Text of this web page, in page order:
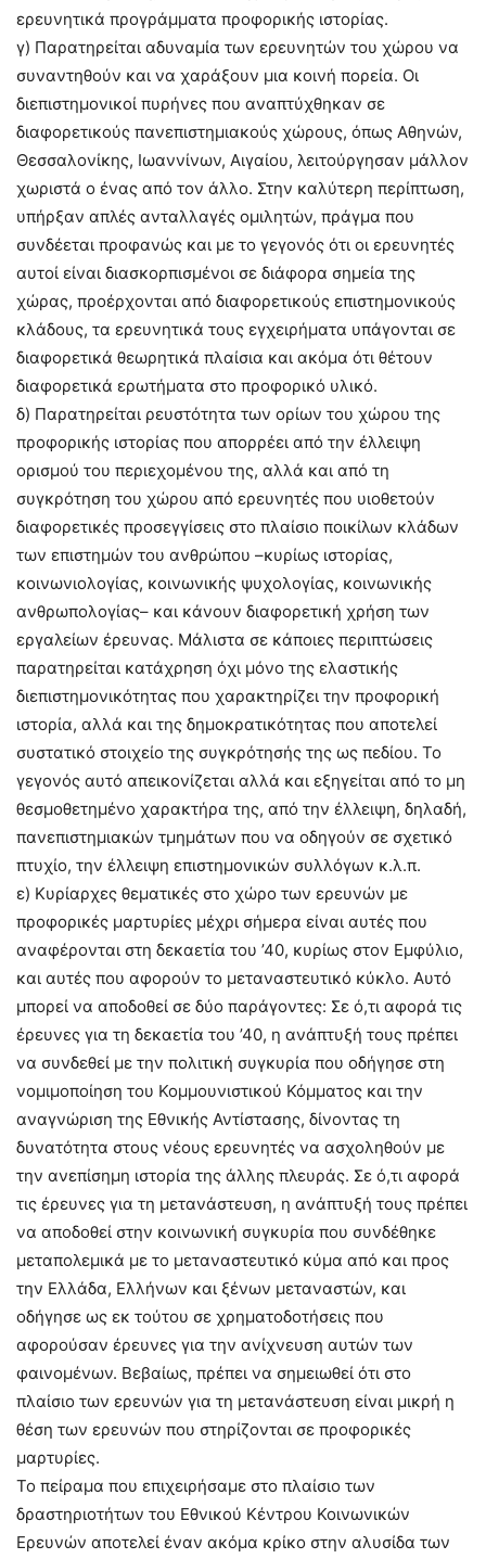
ερευνητικά προγράμματα προφορικής ιστορίας.
γ) Παρατηρείται αδυναμία των ερευνητών του χώρου να
συναντηθούν και να χαράξουν μια κοινή πορεία. Οι
διεπιστημονικοί πυρήνες που αναπτύχθηκαν σε
διαφορετικούς πανεπιστημιακούς χώρους, όπως Αθηνών,
Θεσσαλονίκης, Ιωαννίνων, Αιγαίου, λειτούργησαν μάλλον
χωριστά ο ένας από τον άλλο. Στην καλύτερη περίπτωση,
υπήρξαν απλές ανταλλαγές ομιλητών, πράγμα που
συνδέεται προφανώς και με το γεγονός ότι οι ερευνητές
αυτοί είναι διασκορπισμένοι σε διάφορα σημεία της
χώρας, προέρχονται από διαφορετικούς επιστημονικούς
κλάδους, τα ερευνητικά τους εγχειρήματα υπάγονται σε
διαφορετικά θεωρητικά πλαίσια και ακόμα ότι θέτουν
διαφορετικά ερωτήματα στο προφορικό υλικό.
δ) Παρατηρείται ρευστότητα των ορίων του χώρου της
προφορικής ιστορίας που απορρέει από την έλλειψη
ορισμού του περιεχομένου της, αλλά και από τη
συγκρότηση του χώρου από ερευνητές που υιοθετούν
διαφορετικές προσεγγίσεις στο πλαίσιο ποικίλων κλάδων
των επιστημών του ανθρώπου –κυρίως ιστορίας,
κοινωνιολογίας, κοινωνικής ψυχολογίας, κοινωνικής
ανθρωπολογίας– και κάνουν διαφορετική χρήση των
εργαλείων έρευνας. Μάλιστα σε κάποιες περιπτώσεις
παρατηρείται κατάχρηση όχι μόνο της ελαστικής
διεπιστημονικότητας που χαρακτηρίζει την προφορική
ιστορία, αλλά και της δημοκρατικότητας που αποτελεί
συστατικό στοιχείο της συγκρότησής της ως πεδίου. Το
γεγονός αυτό απεικονίζεται αλλά και εξηγείται από το μη
θεσμοθετημένο χαρακτήρα της, από την έλλειψη, δηλαδή,
πανεπιστημιακών τμημάτων που να οδηγούν σε σχετικό
πτυχίο, την έλλειψη επιστημονικών συλλόγων κ.λ.π.
ε) Κυρίαρχες θεματικές στο χώρο των ερευνών με
προφορικές μαρτυρίες μέχρι σήμερα είναι αυτές που
αναφέρονται στη δεκαετία του ’40, κυρίως στον Εμφύλιο,
και αυτές που αφορούν το μεταναστευτικό κύκλο. Αυτό
μπορεί να αποδοθεί σε δύο παράγοντες: Σε ό,τι αφορά τις
έρευνες για τη δεκαετία του ’40, η ανάπτυξή τους πρέπει
να συνδεθεί με την πολιτική συγκυρία που οδήγησε στη
νομιμοποίηση του Κομμουνιστικού Κόμματος και την
αναγνώριση της Εθνικής Αντίστασης, δίνοντας τη
δυνατότητα στους νέους ερευνητές να ασχοληθούν με
την ανεπίσημη ιστορία της άλλης πλευράς. Σε ό,τι αφορά
τις έρευνες για τη μετανάστευση, η ανάπτυξή τους πρέπει
να αποδοθεί στην κοινωνική συγκυρία που συνδέθηκε
μεταπολεμικά με το μεταναστευτικό κύμα από και προς
την Ελλάδα, Ελλήνων και ξένων μεταναστών, και
οδήγησε ως εκ τούτου σε χρηματοδοτήσεις που
αφορούσαν έρευνες για την ανίχνευση αυτών των
φαινομένων. Βεβαίως, πρέπει να σημειωθεί ότι στο
πλαίσιο των ερευνών για τη μετανάστευση είναι μικρή η
θέση των ερευνών που στηρίζονται σε προφορικές
μαρτυρίες.
Το πείραμα που επιχειρήσαμε στο πλαίσιο των
δραστηριοτήτων του Εθνικού Κέντρου Κοινωνικών
Ερευνών αποτελεί έναν ακόμα κρίκο στην αλυσίδα των